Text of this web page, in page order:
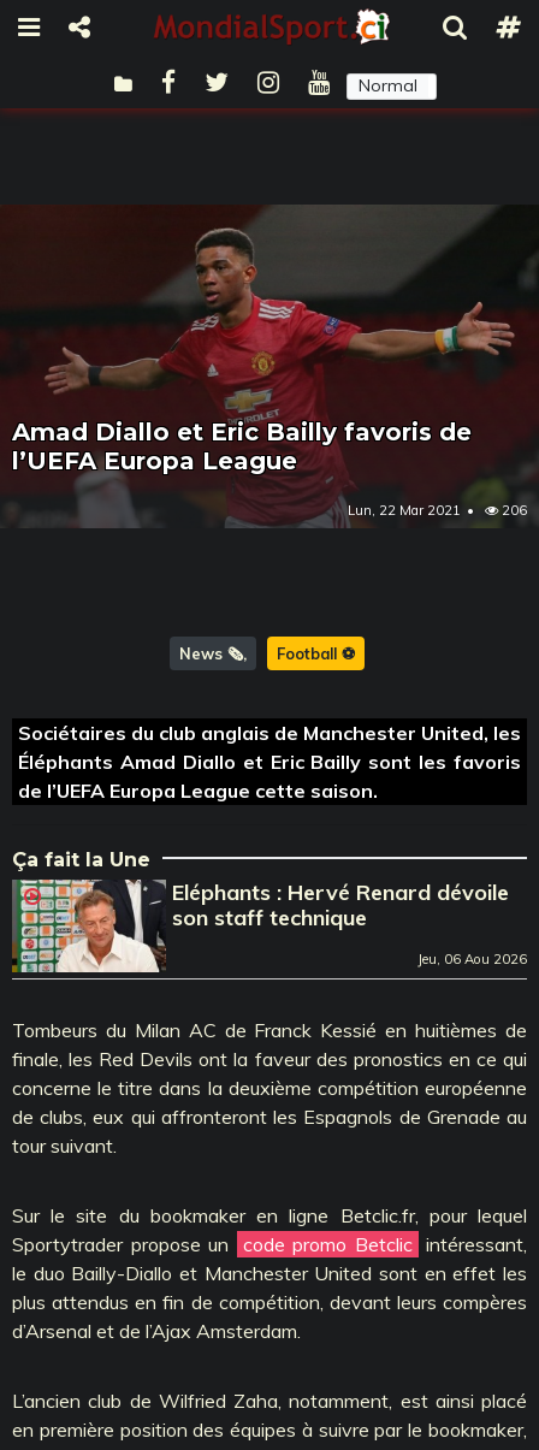
Normal
Amad Diallo et Eric Bailly favoris de
l’UEFA Europa League
Lun, 22 Mar 2021 206
News 🗞️ Football ⚽️
Sociétaires du club anglais de Manchester United, les
Éléphants Amad Diallo et Eric Bailly sont les favoris
de l’UEFA Europa League cette saison.
Ça fait la Une
Eléphants : Hervé Renard dévoile
son staff technique
Jeu, 06 Aou 2026
Tombeurs du Milan AC de Franck Kessié en huitièmes de
finale, les Red Devils ont la faveur des pronostics en ce qui
concerne le titre dans la deuxième compétition européenne
de clubs, eux qui affronteront les Espagnols de Grenade au
tour suivant.
Sur le site du bookmaker en ligne Betclic.fr, pour lequel
Sportytrader propose un
code promo Betclic intéressant,
le duo Bailly-Diallo et Manchester United sont en effet les
plus attendus en fin de compétition, devant leurs compères
d’Arsenal et de l’Ajax Amsterdam.
L’ancien club de Wilfried Zaha, notamment, est ainsi placé
en première position des équipes à suivre par le bookmaker,